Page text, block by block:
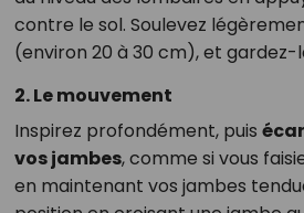
contre le sol. Soulevez
(environ 20 à 30 cm), et gardez-
2.Le mouvement
Inspirez profondément, puis
vos jambes, comme si vous
en maintenant vos jambes